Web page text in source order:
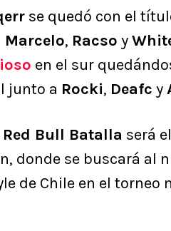
se quedó con el
Marcelo, Racso y
en el sur
junto a Rocki, Deafc y
Bull Batalla será
donde se buscará al
de Chile en el torneo